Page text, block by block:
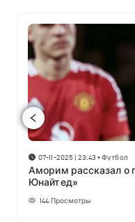
07-11-2025 | 23:43 •Футбол
Аморим рассказал о
Юнайтед»
144 Просмотры